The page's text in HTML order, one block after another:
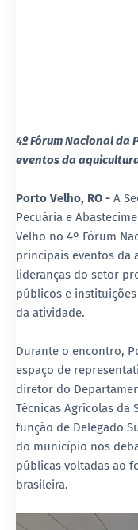
4º Fórum Nacional da
eventos da
Porto Velho, RO - A
Pecuária e
Velho no 4º Fórum
principais eventos da
lideranças do setor
públicos e
da atividade.
Durante o encontro,
espaço de
diretor do
Técnicas Agrícolas da
função de Delegado
do município nos
públicas voltadas ao
brasileira.